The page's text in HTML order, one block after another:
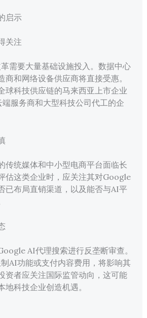
启示
关注
需要大量基础设施投入。数据中心
商和网络设备供应商将直接受惠。
球科技供应链的马来西亚上市企业
服务商和大型科技公司代工的企
传统媒体和中小型电商平台面临长
估这类企业时，应关注其对Google
已布局直销渠道，以及能否与AI平
AI代理搜索进行反垄断审查。
AI功能或支付内容费用，将影响其
资者应关注国际监管动向，这可能
地科技企业创造机遇。